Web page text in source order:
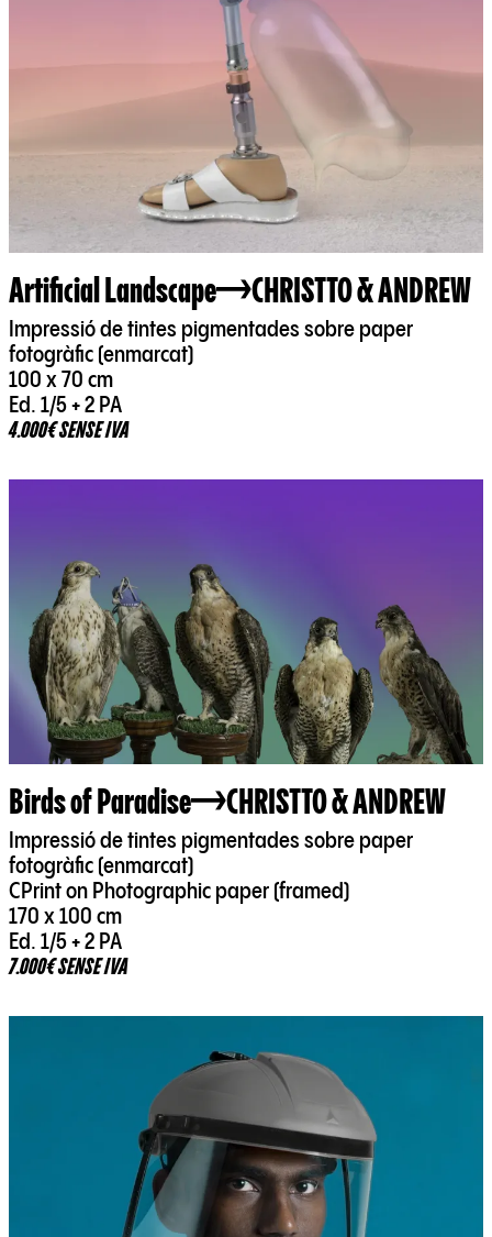
Artificial Landscape CHRISTTO & ANDREW
Impressió de tintes pigmentades sobre paper
fotogràfic (enmarcat)
100 x 70 cm
Ed. 1/5 + 2 PA
4.000€ SENSE IVA
Birds of Paradise CHRISTTO & ANDREW
Impressió de tintes pigmentades sobre paper
fotogràfic (enmarcat)
CPrint on Photographic paper (framed)
170 x 100 cm
Ed. 1/5 + 2 PA
7.000€ SENSE IVA